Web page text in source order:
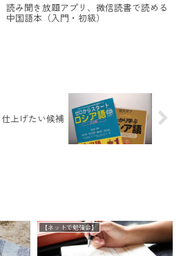
読み聞き放題アプリ、微信読書で読める
中国語本（入門・初級）
上げたい候補
【ネットで勉強会】